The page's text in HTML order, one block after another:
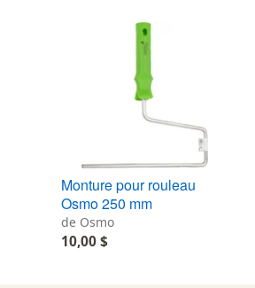
Monture pour rouleau
Osmo 250 mm
de Osmo
10,00 $